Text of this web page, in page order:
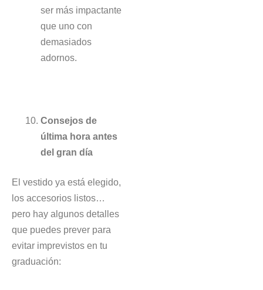
ser más impactante
que uno con
demasiados
adornos.
Consejos de
última hora antes
del gran día
El vestido ya está elegido,
los accesorios listos…
pero hay algunos detalles
que puedes prever para
evitar imprevistos en tu
graduación: